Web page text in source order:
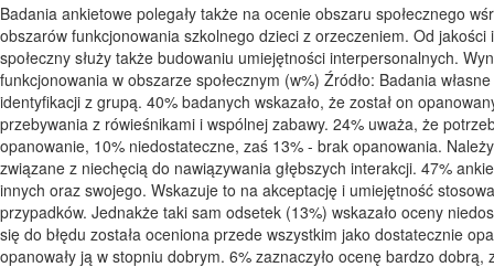
Badania ankietowe polegały także na ocenie obszaru społecznego
obszarów funkcjonowania szkolnego dzieci z orzeczeniem. Od
społeczny służy także budowaniu umiejętności interpersonalnych.
funkcjonowania w obszarze społecznym (w%) Źródło: Badania
identyfikacji z grupą. 40% badanych wskazało, że został on
przebywania z rówieśnikami i wspólnej zabawy. 24% uważa, że
opanowanie, 10% niedostateczne, zaś 13% - brak opanowania.
związane z niechęcią do nawiązywania głębszych interakcji. 47%
innych oraz swojego. Wskazuje to na akceptację i umiejętność
przypadków. Jednakże taki sam odsetek (13%) wskazało oceny
się do błędu została oceniona przede wszystkim jako dostatecznie
opanowały ją w stopniu dobrym. 6% zaznaczyło ocenę bardzo